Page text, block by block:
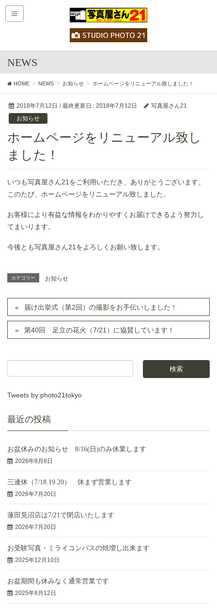
NEWS
HOME NEWS お知らせ ホームページをリニューアル致しました！
2018年7月12日 / 最終更新日 : 2018年7月12日
写真屋さん21
お知らせ
ホームページをリニューアル致し
ました！
いつも写真屋さん21をご利用いただき、ありがとうございます。
このたび、ホームページをリニューアル致しました。
お客様により有益な情報をわかりやすくお届けできるよう努力し
てまいります。
今後とも写真屋さん21をよろしくお願い致します。
カテゴリー お知らせ
届け出挙式（第2回）の撮影をお手伝いしました！
第40回 足立の花火（7/21）に協賛しています！
Tweets by photo21tokyo
最近の投稿
お盆休みのお知らせ 8/16(日)のみ休業します
2026年8月8日
三連休（7/18.19.20） 休まず営業します
2026年7月20日
蓮田見沼店は7/21で閉店いたします
2026年7月20日
お受験写真・ミライコンパスの焼増し出来ます
2025年12月10日
お盆期間も休みなく通常営業です
2025年8月12日